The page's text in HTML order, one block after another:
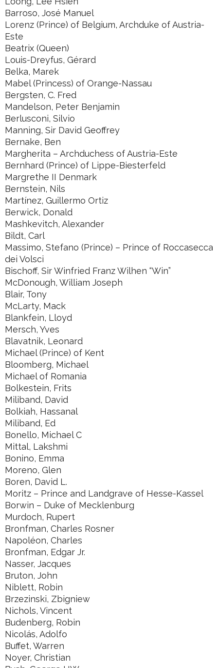
Barroso, José Manuel
Lorenz (Prince) of Belgium, Archduke of Austria-
Este
Beatrix (Queen)
Louis-Dreyfus, Gérard
Belka, Marek
Mabel (Princess) of Orange-Nassau
Bergsten, C. Fred
Mandelson, Peter Benjamin
Berlusconi, Silvio
Manning, Sir David Geoffrey
Bernake, Ben
Margherita – Archduchess of Austria-Este
Bernhard (Prince) of Lippe-Biesterfeld
Margrethe II Denmark
Bernstein, Nils
Martínez, Guillermo Ortiz
Berwick, Donald
Mashkevitch, Alexander
Bildt, Carl
Massimo, Stefano (Prince) – Prince of Roccasecca
dei Volsci
Bischoff, Sir Winfried Franz Wilhen “Win”
McDonough, William Joseph
Blair, Tony
McLarty, Mack
Blankfein, Lloyd
Mersch, Yves
Blavatnik, Leonard
Michael (Prince) of Kent
Bloomberg, Michael
Michael of Romania
Bolkestein, Frits
Miliband, David
Bolkiah, Hassanal
Miliband, Ed
Bonello, Michael C
Mittal, Lakshmi
Bonino, Emma
Moreno, Glen
Boren, David L.
Moritz – Prince and Landgrave of Hesse-Kassel
Borwin – Duke of Mecklenburg
Murdoch, Rupert
Bronfman, Charles Rosner
Napoléon, Charles
Bronfman, Edgar Jr.
Nasser, Jacques
Bruton, John
Niblett, Robin
Brzezinski, Zbigniew
Nichols, Vincent
Budenberg, Robin
Nicolás, Adolfo
Buffet, Warren
Noyer, Christian